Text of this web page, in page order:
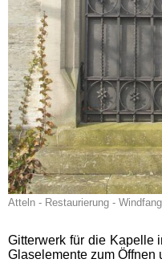
Atteln - Restaurierung - Windfang
Gitterwerk für die Kapelle
Glaselemente zum Öffnen